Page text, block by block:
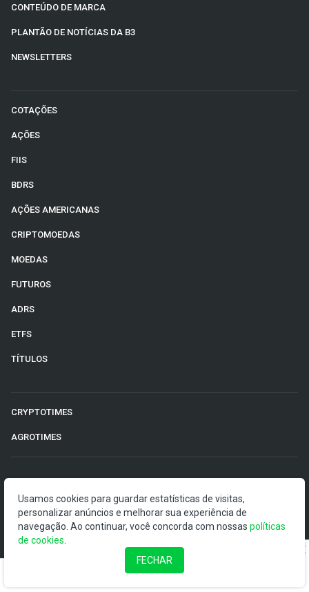
CONTEÚDO DE MARCA
PLANTÃO DE NOTÍCIAS DA B3
NEWSLETTERS
COTAÇÕES
AÇÕES
FIIS
BDRS
AÇÕES AMERICANAS
CRIPTOMOEDAS
MOEDAS
FUTUROS
ADRS
ETFS
TÍTULOS
CRYPTOTIMES
AGROTIMES
O Money Times publica matérias de cunho jornalístico, que
visam a democratização da informação. Nossas
publicações devem ser compreendidas como boletins
anunciadores e divulgadores, e não como uma
Usamos cookies para guardar estatísticas de visitas,
personalizar anúncios e melhorar sua experiência de
navegação. Ao continuar, você concorda com nossas políticas
de cookies
FECHAR